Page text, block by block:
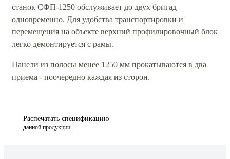
станок СФП-1250 обслуживает до двух бригад
одновременно. Для удобства транспортировки и
перемещения на объекте верхний профилировочный блок
легко демонтируется с рамы.
Панели из полосы менее 1250 мм прокатываются в два
приема - поочередно каждая из сторон.
Распечатать спецификацию
данной продукции